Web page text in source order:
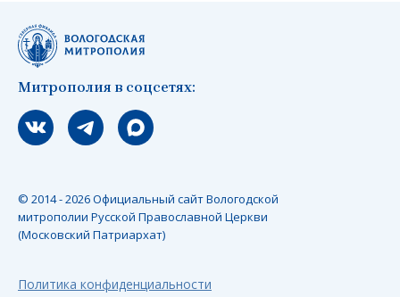
Митрополия в соцсетях:
Мы вконтакте
Мы в telegram
Мы в Макс
© 2014 - 2026 Официальный сайт Вологодской
митрополии Русской Православной Церкви
(Московский Патриархат)
Политика конфиденциальности